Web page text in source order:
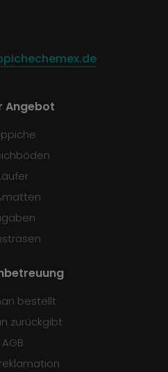
Angebot
bestellt
zurückgibt
AGB